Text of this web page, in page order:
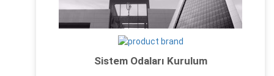
Sistem Odaları Kurulum